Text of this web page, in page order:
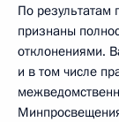
По результатам
признаны
отклонениями.
и в том числе